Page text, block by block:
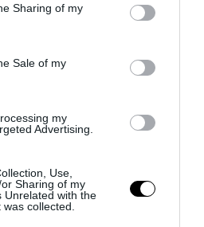
behaviour. You may click to
and its third-party tags to
purposes in below Google
Sharing of my
Sale of my
my
Advertising.
Use,
Sharing of my
Unrelated with the
collected.
Power è l’ultima trincea
senza politica...
Agosto 2026